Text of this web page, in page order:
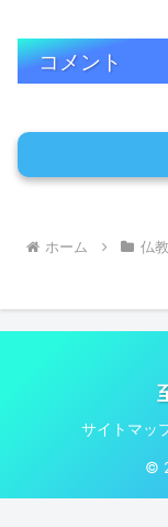
コメント
ホーム 仏教
サイトマッ
©